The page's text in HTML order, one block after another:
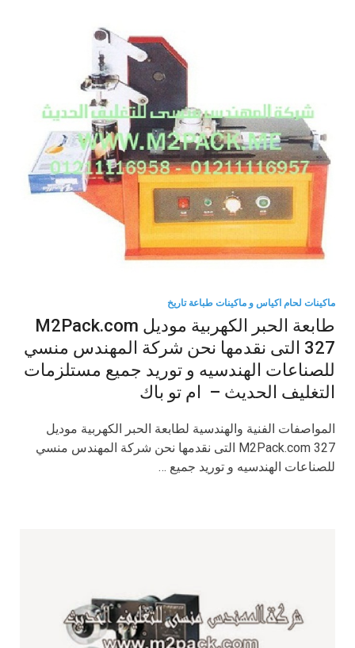
ماكينات لحام اكياس و ماكينات طباعة تاريخ
طابعة الحبر الكهربية موديل M2Pack.com
327 التى نقدمها نحن شركة المهندس منسي
للصناعات الهندسيه و توريد جميع مستلزمات
التغليف الحديث – ام تو باك
المواصفات الفنية والهندسية لطابعة الحبر الكهربية موديل
M2Pack.com 327 التى نقدمها نحن شركة المهندس منسي
للصناعات الهندسيه و توريد جميع …